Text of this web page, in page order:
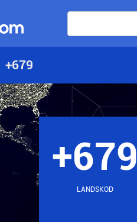
+679
+679
LANDSKOD